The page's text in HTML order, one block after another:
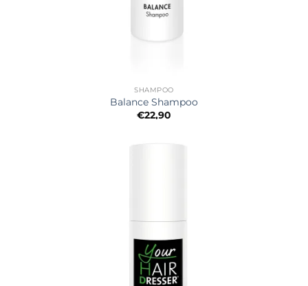
SHAMPOO
Balance Shampoo
€22,90